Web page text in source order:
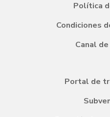
Política
Condiciones
Canal
Portal de